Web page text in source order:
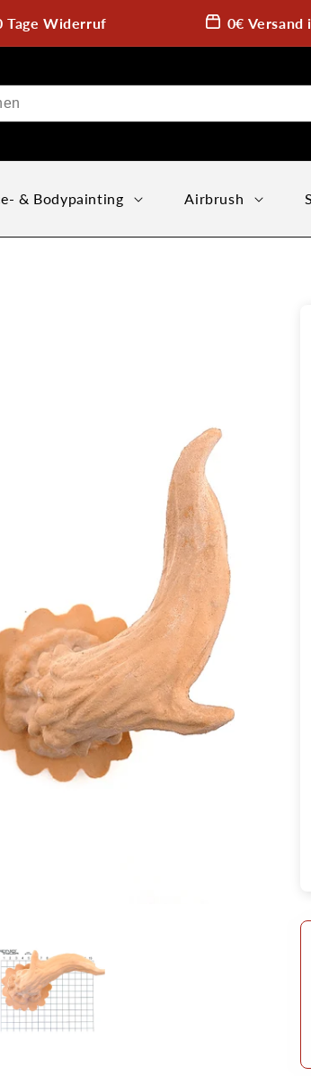
Tage Widerruf 0€ Versand
& Bodypainting Airbrush